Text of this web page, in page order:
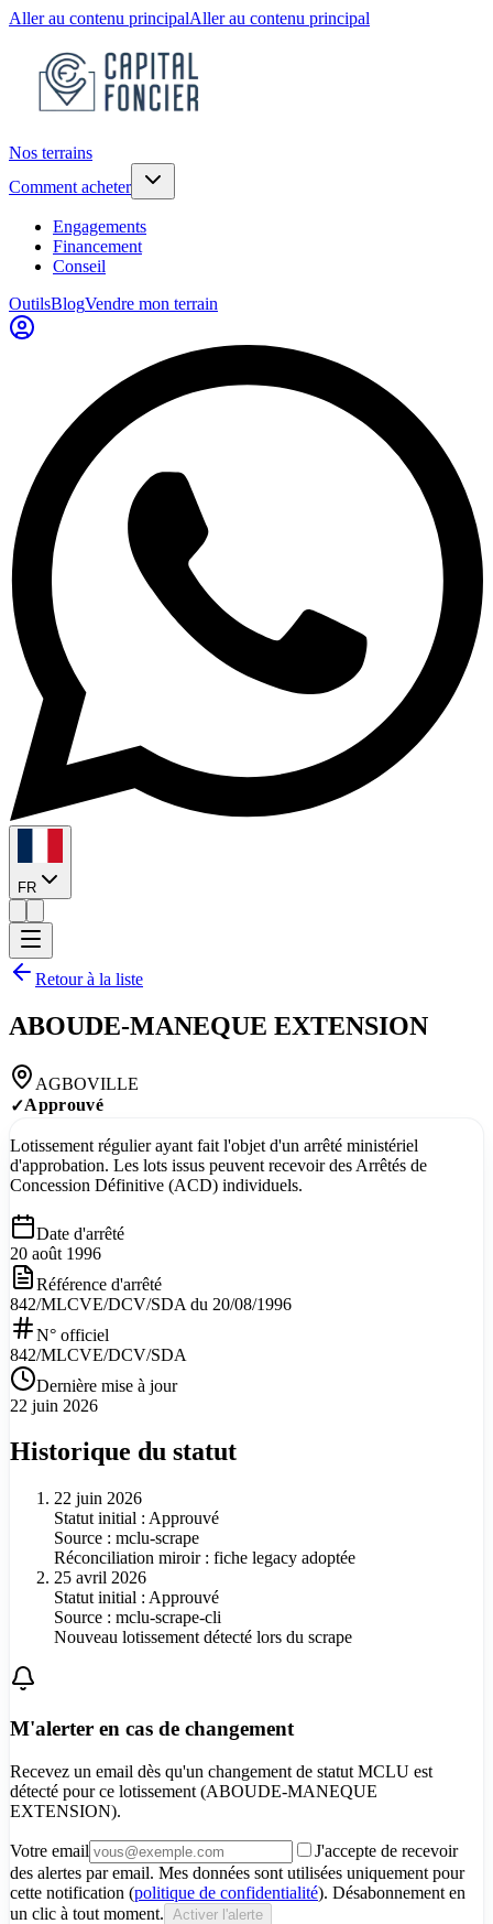
Aller au contenu principalAller au contenu principal
Nos terrains
Comment acheter
Engagements
Financement
Conseil
OutilsBlogVendre mon terrain
FR
Retour à la liste
ABOUDE-MANEQUE EXTENSION
AGBOVILLE
✓Approuvé
Lotissement régulier ayant fait l'objet d'un arrêté ministériel
d'approbation. Les lots issus peuvent recevoir des Arrêtés de
Concession Définitive (ACD) individuels.
Date d'arrêté
20 août 1996
Référence d'arrêté
842/MLCVE/DCV/SDA du 20/08/1996
N° officiel
842/MLCVE/DCV/SDA
Dernière mise à jour
22 juin 2026
Historique du statut
22 juin 2026
Statut initial : Approuvé
Source : mclu-scrape
Réconciliation miroir : fiche legacy adoptée
25 avril 2026
Statut initial : Approuvé
Source : mclu-scrape-cli
Nouveau lotissement détecté lors du scrape
M'alerter en cas de changement
Recevez un email dès qu'un changement de statut MCLU est
détecté pource lotissement (ABOUDE-MANEQUE
EXTENSION).
Votre email
J'accepte de recevoir
des alertes par email. Mes données sont utilisées uniquement pour
cette notification (politique de confidentialité). Désabonnement en
un clic à tout moment. Activer l'alerte